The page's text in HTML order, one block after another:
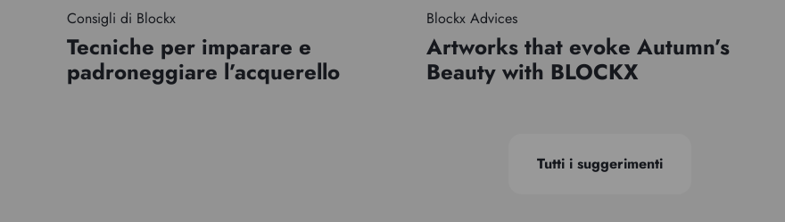
Consigli di Blockx
Tecniche per imparare e
padroneggiare l’acquerello
Blockx Advices
Artworks that evoke Autumn’s
Beauty with BLOCKX
Tutti i suggerimenti